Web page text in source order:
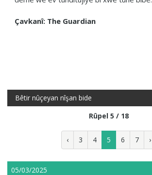
Çavkanî: The Guardian
Bêtir nûçeyan nîşan bide
Rûpel 5 / 18
‹ 3 4 5 6 7 ›
05/03/2025